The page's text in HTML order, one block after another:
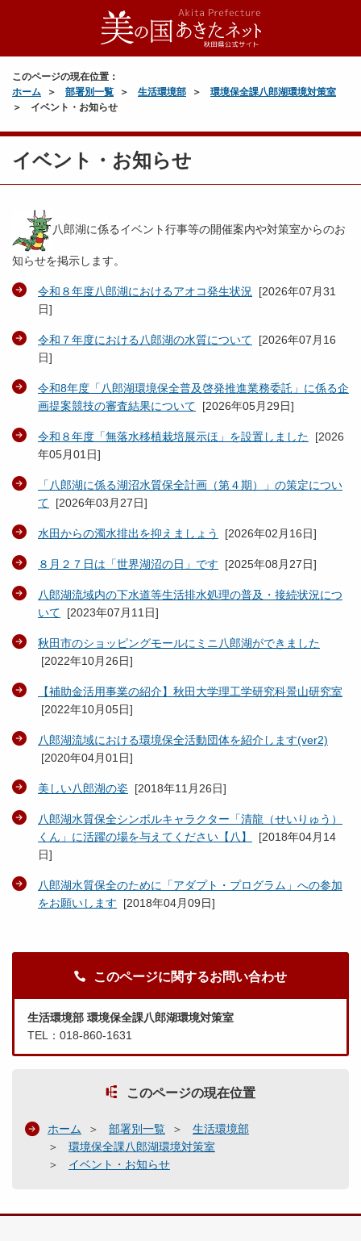
このページの現在位置：
ホーム
部署別一覧 生活環境部
環境保全課八郎湖環境対策室
イベント・お知らせ
イベント・お知らせ
八郎湖に係るイベント行事等の開催案内や対策室からのお
知らせを掲示します。
令和８年度八郎湖におけるアオコ発生状況 [2026年07月31
日]
令和７年度における八郎湖の水質について [2026年07月16
日]
令和8年度「八郎湖環境保全普及啓発推進業務委託」に係る企
画提案競技の審査結果について [2026年05月29日]
令和８年度「無落水移植栽培展示ほ」を設置しました [2026
年05月01日]
「八郎湖に係る湖沼水質保全計画（第４期）」の策定につい
て [2026年03月27日]
水田からの濁水排出を抑えましょう [2026年02月16日]
８月２７日は「世界湖沼の日」です [2025年08月27日]
八郎湖流域内の下水道等生活排水処理の普及・接続状況につ
いて [2023年07月11日]
秋田市のショッピングモールにミニ八郎湖ができました
[2022年10月26日]
【補助金活用事業の紹介】秋田大学理工学研究科景山研究室
[2022年10月05日]
八郎湖流域における環境保全活動団体を紹介します(ver2)
[2020年04月01日]
美しい八郎湖の姿 [2018年11月26日]
八郎湖水質保全シンボルキャラクター「清龍（せいりゅう）
くん」に活躍の場を与えてください【八】
[2018年04月14
日]
八郎湖水質保全のために「アダプト・プログラム」への参加
をお願いします [2018年04月09日]
このページに関するお問い合わせ
生活環境部 環境保全課八郎湖環境対策室
TEL：018-860-1631
このページの現在位置
ホーム 部署別一覧
生活環境部
環境保全課八郎湖環境対策室
イベント・お知らせ